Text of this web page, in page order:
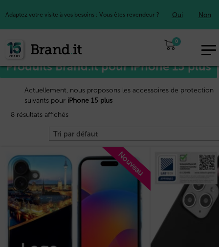
Adaptez votre visite à vos besoins : Vous êtes revendeur ? Oui Non
0
FR
Accueil
Produits Brand.it pour iPhone 15 plus
Actuellement, nous proposons les accessoires de protection
suivants pour iPhone 15 plus
8 résultats affichés
Nouveau